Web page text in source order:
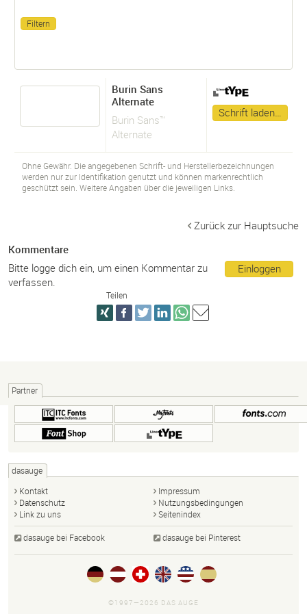
Burin Sans
Alternate
Burin Sans™
Alternate
Schrift laden…
Ohne Gewähr. Die angegebenen Schrift- und Herstellerbezeichnungen
werden nur zur Identifikation genutzt und können markenrechtlich
geschützt sein. Weitere Angaben über die jeweiligen Links.
Zurück zur Hauptsuche
Kommentare
Einloggen
Bitte logge dich ein, um einen Kommentar zu
verfassen.
Teilen
Partner
dasauge
Kontakt
Impressum
Datenschutz
Nutzungsbedingungen
Link zu uns
Seitenindex
dasauge bei Facebook dasauge bei Pinterest
©1997—2026 DAS AUGE